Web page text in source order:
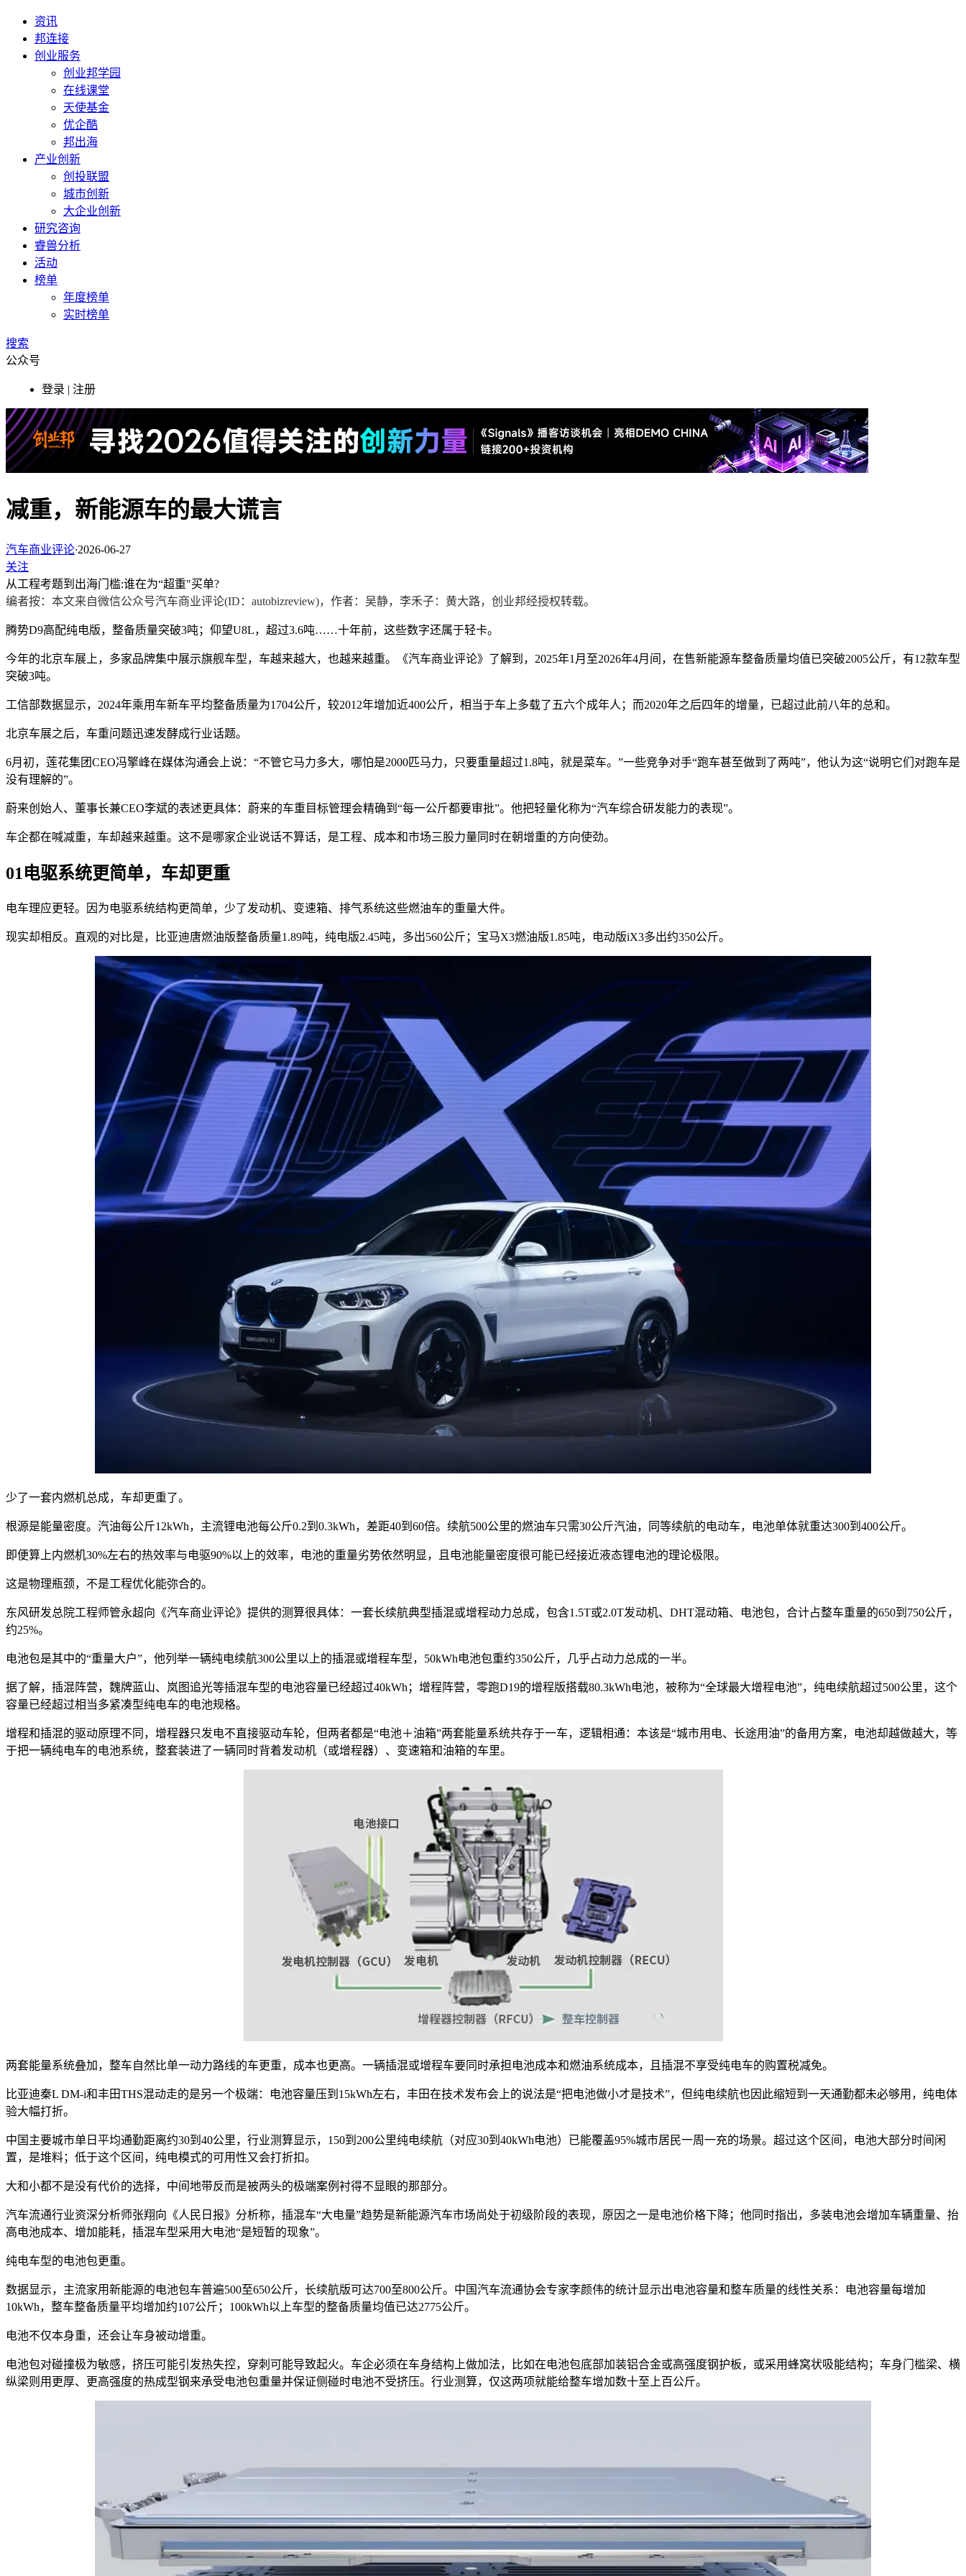
资讯
邦连接
创业服务
创业邦学园
在线课堂
天使基金
优企酷
邦出海
产业创新
创投联盟
城市创新
大企业创新
研究咨询
睿兽分析
活动
榜单
年度榜单
实时榜单
搜索
公众号
登录 | 注册
减重，新能源车的最大谎言
汽车商业评论·2026-06-27
关注
从工程考题到出海门槛:谁在为“超重"买单?
编者按：本文来自微信公众号汽车商业评论(ID ： autobizreview)，作者：吴静， 李禾子：黄大路，创业邦经授权转载。
腾势D9高配纯电版，整备质量突破3吨；仰望U8L，超过3.6吨……十年前，这些数字还属于轻卡。
今年的北京车展上，多家品牌集中展示旗舰车型，车越来越大，也越来越重。《汽车商业评论》了解到，2025年1月至2026年4月间，在售新能源车整备质量均值已突破2005公斤，有12款车型
突破3吨。
工信部数据显示，2024年乘用车新车平均整备质量为1704公斤，较2012年增加近400公斤，相当于车上多载了五六个成年人；而2020年之后四年的增量，已超过此前八年的总和。
北京车展之后，车重问题迅速发酵成行业话题。
6月初，莲花集团CEO冯擎峰在媒体沟通会上说：“不管它马力多大，哪怕是2000匹马力，只要重量超过1.8吨，就是菜车。”一些竞争对手“跑车甚至做到了两吨”，他认为这“说明它们对跑车是
没有理解的”。
蔚来创始人、董事长兼CEO李斌的表述更具体：蔚来的车重目标管理会精确到“每一公斤都要审批”。他把轻量化称为“汽车综合研发能力的表现”。
车企都在喊减重，车却越来越重。这不是哪家企业说话不算话，是工程、成本和市场三股力量同时在朝增重的方向使劲。
01电驱系统更简单，车却更重
电车理应更轻。因为电驱系统结构更简单，少了发动机、变速箱、排气系统这些燃油车的重量大件。
现实却相反。直观的对比是，比亚迪唐燃油版整备质量1.89吨，纯电版2.45吨，多出560公斤；宝马X3燃油版1.85吨，电动版iX3多出约350公斤。
少了一套内燃机总成，车却更重了。
根源是能量密度。汽油每公斤12kWh，主流锂电池每公斤0.2到0.3kWh，差距40到60倍。续航500公里的燃油车只需30公斤汽油，同等续航的电动车，电池单体就重达300到400公斤。
即便算上内燃机30%左右的热效率与电驱90%以上的效率，电池的重量劣势依然明显，且电池能量密度很可能已经接近液态锂电池的理论极限。
这是物理瓶颈，不是工程优化能弥合的。
东风研发总院工程师管永超向《汽车商业评论》提供的测算很具体：一套长续航典型插混或增程动力总成，包含1.5T或2.0T发动机、DHT混动箱、电池包，合计占整车重量的650到750公斤，
约25%。
电池包是其中的“重量大户”，他列举一辆纯电续航300公里以上的插混或增程车型，50kWh电池包重约350公斤，几乎占动力总成的一半。
据了解，插混阵营，魏牌蓝山、岚图追光等插混车型的电池容量已经超过40kWh；增程阵营，零跑D19的增程版搭载80.3kWh电池，被称为“全球最大增程电池”，纯电续航超过500公里，这个
容量已经超过相当多紧凑型纯电车的电池规格。
增程和插混的驱动原理不同，增程器只发电不直接驱动车轮，但两者都是“电池＋油箱”两套能量系统共存于一车，逻辑相通：本该是“城市用电、长途用油”的备用方案，电池却越做越大，等
于把一辆纯电车的电池系统，整套装进了一辆同时背着发动机（或增程器）、变速箱和油箱的车里。
两套能量系统叠加，整车自然比单一动力路线的车更重，成本也更高。一辆插混或增程车要同时承担电池成本和燃油系统成本，且插混不享受纯电车的购置税减免。
比亚迪秦L DM-i和丰田THS混动走的是另一个极端：电池容量压到15kWh左右，丰田在技术发布会上的说法是“把电池做小才是技术”，但纯电续航也因此缩短到一天通勤都未必够用，纯电体
验大幅打折。
中国主要城市单日平均通勤距离约30到40公里，行业测算显示，150到200公里纯电续航（对应30到40kWh电池）已能覆盖95%城市居民一周一充的场景。超过这个区间，电池大部分时间闲
置，是堆料；低于这个区间，纯电模式的可用性又会打折扣。
大和小都不是没有代价的选择，中间地带反而是被两头的极端案例衬得不显眼的那部分。
汽车流通行业资深分析师张翔向《人民日报》分析称，插混车“大电量”趋势是新能源汽车市场尚处于初级阶段的表现，原因之一是电池价格下降；他同时指出，多装电池会增加车辆重量、抬
高电池成本、增加能耗，插混车型采用大电池“是短暂的现象”。
纯电车型的电池包更重。
数据显示，主流家用新能源的电池包车普遍500至650公斤，长续航版可达700至800公斤。中国汽车流通协会专家李颜伟的统计显示出电池容量和整车质量的线性关系：电池容量每增加
10kWh，整车整备质量平均增加约107公斤；100kWh以上车型的整备质量均值已达2775公斤。
电池不仅本身重，还会让车身被动增重。
电池包对碰撞极为敏感，挤压可能引发热失控，穿刺可能导致起火。车企必须在车身结构上做加法，比如在电池包底部加装铝合金或高强度钢护板，或采用蜂窝状吸能结构；车身门槛梁、横
纵梁则用更厚、更高强度的热成型钢来承受电池包重量并保证侧碰时电池不受挤压。行业测算，仅这两项就能给整车增加数十至上百公斤。